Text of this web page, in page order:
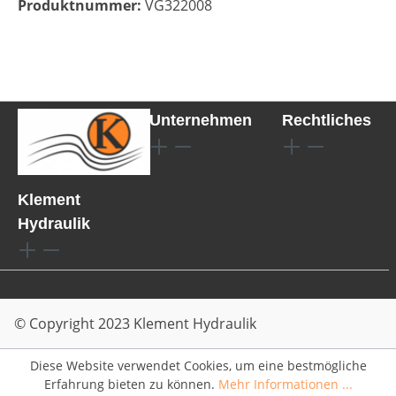
Produktnummer: VG322008
Klement
Hydraulik
Unternehmen Rechtliches
© Copyright 2023 Klement Hydraulik
Diese Website verwendet Cookies, um eine bestmögliche
Erfahrung bieten zu können. Mehr Informationen ...